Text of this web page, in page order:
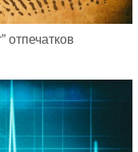
отпечатков